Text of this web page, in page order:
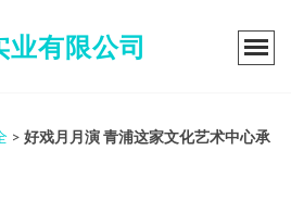
有限公司
> 好戏月月演 青浦这家文化艺术中心承